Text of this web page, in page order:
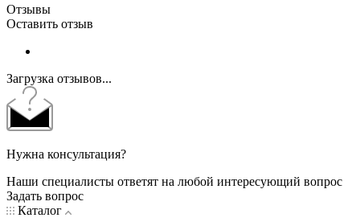
Отзывы
Оставить отзыв
Загрузка отзывов...
Нужна консультация?
Наши специалисты ответят на любой интересующий вопрос
Задать вопрос
Каталог